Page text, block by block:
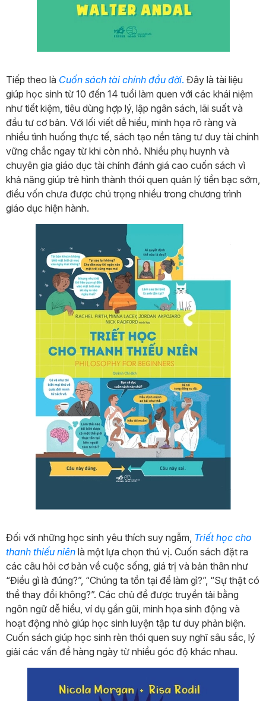
Tiếp theo là Cuốn sách tài chính đầu đời. Đây là tài liệu
giúp học sinh từ 10 đến 14 tuổi làm quen với các khái niệm
như tiết kiệm, tiêu dùng hợp lý, lập ngân sách, lãi suất và
đầu tư cơ bản. Với lối viết dễ hiểu, minh họa rõ ràng và
nhiều tình huống thực tế, sách tạo nền tảng tư duy tài chính
vững chắc ngay từ khi còn nhỏ. Nhiều phụ huynh và
chuyên gia giáo dục tài chính đánh giá cao cuốn sách vì
khả năng giúp trẻ hình thành thói quen quản lý tiền bạc sớm,
điều vốn chưa được chú trọng nhiều trong chương trình
giáo dục hiện hành.
Đối với những học sinh yêu thích suy ngẫm, Triết học cho
thanh thiếu niên là một lựa chọn thú vị. Cuốn sách đặt ra
các câu hỏi cơ bản về cuộc sống, giá trị và bản thân như
“Điều gì là đúng?”, “Chúng ta tồn tại để làm gì?”, “Sự thật có
thể thay đổi không?”. Các chủ đề được truyền tải bằng
ngôn ngữ dễ hiểu, ví dụ gần gũi, minh họa sinh động và
hoạt động nhỏ giúp học sinh luyện tập tư duy phản biện.
Cuốn sách giúp học sinh rèn thói quen suy nghĩ sâu sắc, lý
giải các vấn đề hàng ngày từ nhiều góc độ khác nhau.